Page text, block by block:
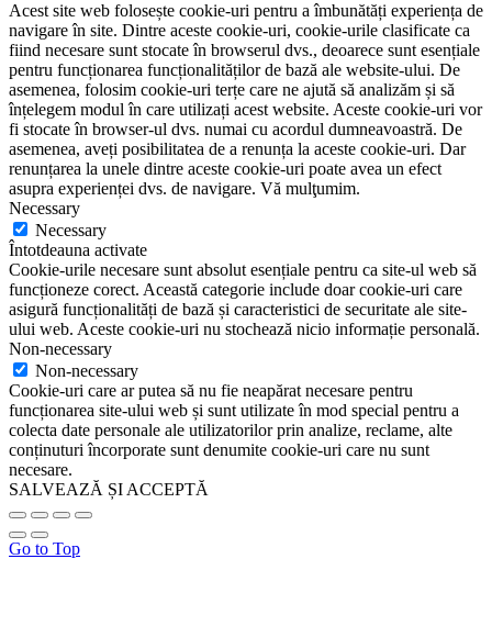
Acest site web folosește cookie-uri pentru a îmbunătăți experiența de
navigare în site. Dintre aceste cookie-uri, cookie-urile clasificate ca
fiind necesare sunt stocate în browserul dvs., deoarece sunt esențiale
pentru funcționarea funcționalităților de bază ale website-ului. De
asemenea, folosim cookie-uri terțe care ne ajută să analizăm și să
înțelegem modul în care utilizați acest website. Aceste cookie-uri vor
fi stocate în browser-ul dvs. numai cu acordul dumneavoastră. De
asemenea, aveți posibilitatea de a renunța la aceste cookie-uri. Dar
renunțarea la unele dintre aceste cookie-uri poate avea un efect
asupra experienței dvs. de navigare. Vă mulţumim.
Necessary
Necessary
Întotdeauna activate
Cookie-urile necesare sunt absolut esențiale pentru ca site-ul web să
funcționeze corect. Această categorie include doar cookie-uri care
asigură funcționalități de bază și caracteristici de securitate ale site-
ului web. Aceste cookie-uri nu stochează nicio informație personală.
Non-necessary
Non-necessary
Cookie-uri care ar putea să nu fie neapărat necesare pentru
funcționarea site-ului web și sunt utilizate în mod special pentru a
colecta date personale ale utilizatorilor prin analize, reclame, alte
conținuturi încorporate sunt denumite cookie-uri care nu sunt
necesare.
SALVEAZĂ ȘI ACCEPTĂ
Go to Top